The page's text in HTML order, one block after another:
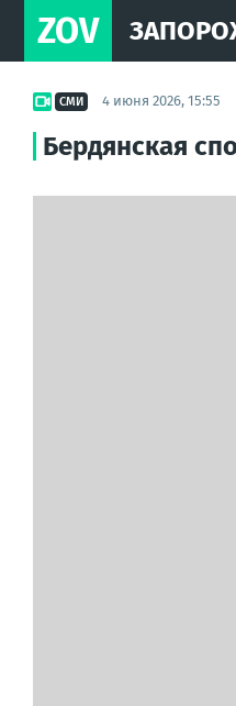
ZOV
СМИ 4 июня 2026, 15:55
Бердянская